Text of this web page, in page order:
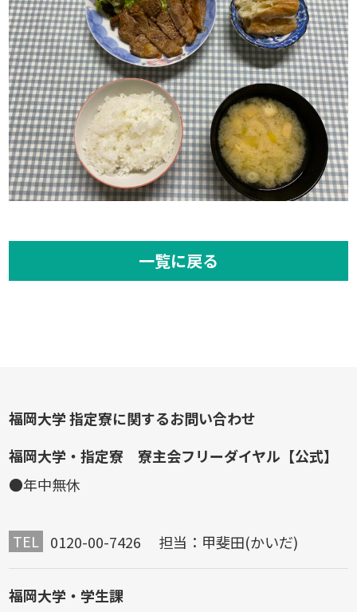
一覧に戻る
福岡大学 指定寮に関するお問い合わせ
福岡大学・指定寮 寮主会フリーダイヤル【公式】
●年中無休
TEL 0120-00-7426 担当：甲斐田(かいだ)
福岡大学・学生課